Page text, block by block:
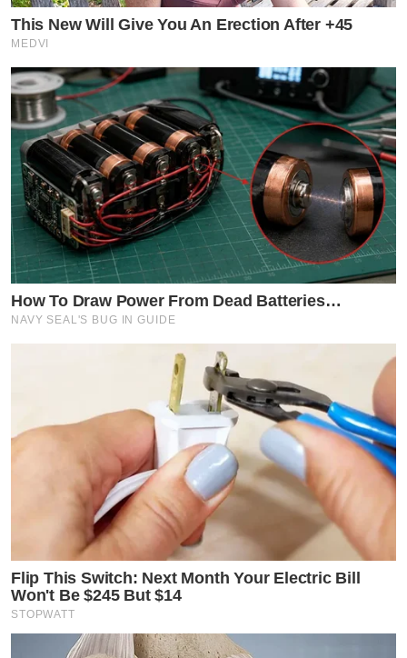
This New Will Give You An Erection After +45
MEDVI
How To Draw Power From Dead Batteries…
NAVY SEAL'S BUG IN GUIDE
Flip This Switch: Next Month Your Electric Bill
Won't Be $245 But $14
STOPWATT